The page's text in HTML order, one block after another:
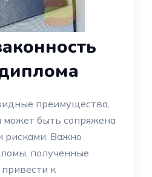
преимущества,
может быть сопряжена
рисками. Важно
полученные
привести к